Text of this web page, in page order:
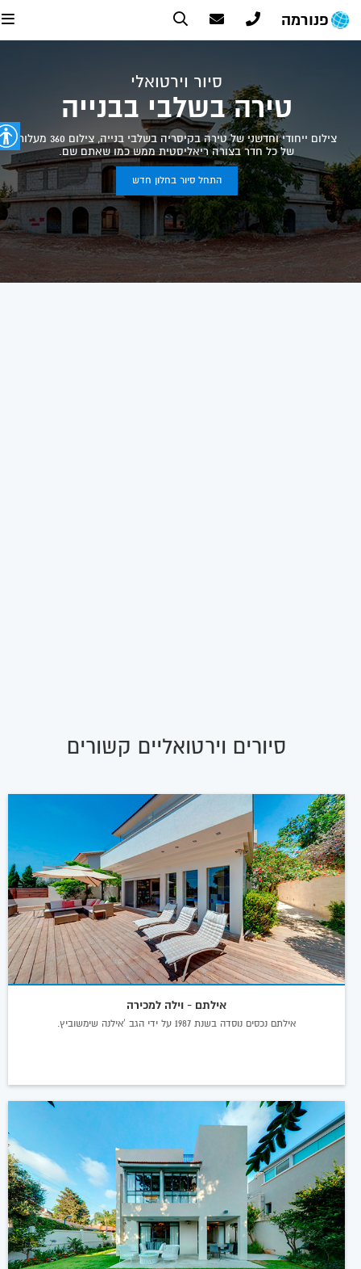
פנורמה
סיור וירטואלי
טירה בשלבי בבנייה
צילום ייחודי וחדשני של טירה בקיסריה בשלבי בנייה, צילום 360 מעלות
של כל חדר בצורה ריאליסטית ממש כמו שאתם שם.
התחל סיור בחלון חדש
סיורים וירטואליים קשורים
אילתם - וילה למכירה
אילתם נכסים נוסדה בשנת 1987 על ידי הגב 'אילנה שימשוביץ.